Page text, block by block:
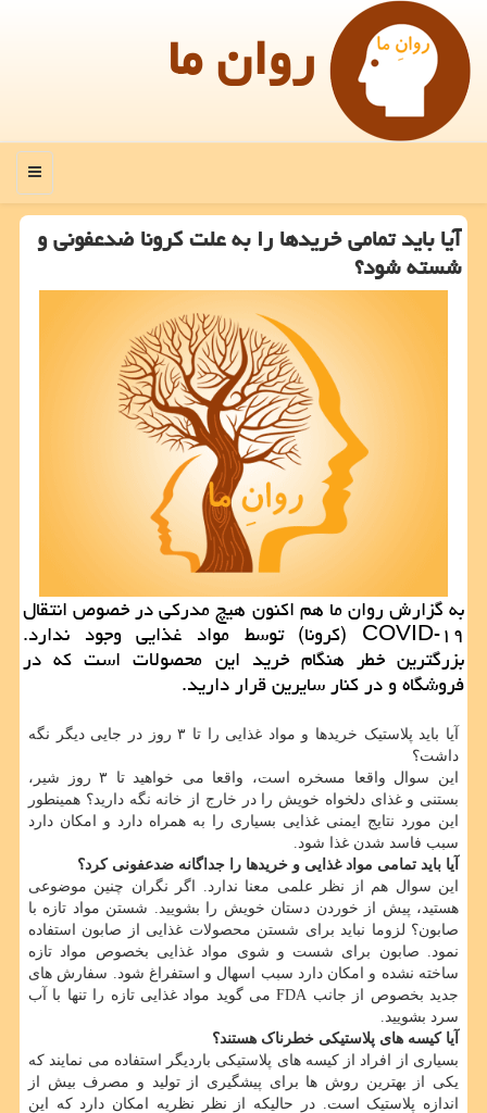
روان ما
منو
آیا باید تمامی خریدها را به علت كرونا ضدعفونی و
شسته شود؟
به گزارش روان ما هم اكنون هیچ مدركی در خصوص انتقال
COVID-۱۹ (كرونا) توسط مواد غذایی وجود ندارد.
بزرگترین خطر هنگام خرید این محصولات است كه در
فروشگاه و در كنار سایرین قرار دارید.
آیا باید پلاستیک خریدها و مواد غذایی را تا ۳ روز در جایی دیگر نگه
داشت؟
این سوال واقعا مسخره است، واقعا می خواهید تا ۳ روز شیر،
بستنی و غذای دلخواه خویش را در خارج از خانه نگه دارید؟ همینطور
این مورد نتایج ایمنی غذایی بسیاری را به همراه دارد و امکان دارد
سبب فاسد شدن غذا شود.
آیا باید تمامی مواد غذایی و خریدها را جداگانه ضدعفونی کرد؟
این سوال هم از نظر علمی معنا ندارد. اگر نگران چنین موضوعی
هستید، پیش از خوردن دستان خویش را بشویید. شستن مواد تازه با
صابون؟ لزوما نباید برای شستن محصولات غذایی از صابون استفاده
نمود. صابون برای شست و شوی مواد غذایی بخصوص مواد تازه
ساخته نشده و امکان دارد سبب اسهال و استفراغ شود. سفارش های
جدید بخصوص از جانب FDA می گوید مواد غذایی تازه را تنها با آب
سرد بشویید.
آیا کیسه های پلاستیکی خطرناک هستند؟
بسیاری از افراد از کیسه های پلاستیکی باردیگر استفاده می نمایند که
یکی از بهترین روش ها برای پیشگیری از تولید و مصرف بیش از
اندازه پلاستیک است. در حالیکه از نظر نظریه امکان دارد که این